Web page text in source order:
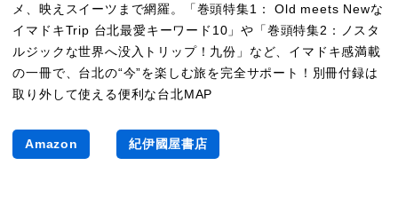
メ、映えスイーツまで網羅。「巻頭特集1： Old meets Newな
イマドキTrip 台北最愛キーワード10」や「巻頭特集2：ノスタ
ルジックな世界へ没入トリップ！九份」など、イマドキ感満載
の一冊で、台北の“今”を楽しむ旅を完全サポート！別冊付録は
取り外して使える便利な台北MAP
Amazon 紀伊國屋書店